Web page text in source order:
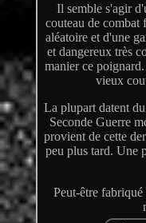
Il semble s'agir
couteau de combat
aléatoire et d'une
et dangereux très
manier ce
vieux
La plupart datent
Seconde Guerre
provient de cette
peu plus tard. Une
Peut-être